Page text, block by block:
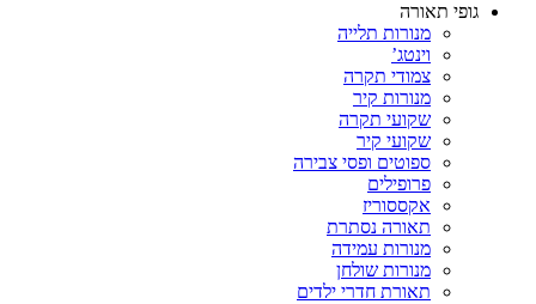
גופי תאורה
מנורות תלייה
וינטג’
צמודי תקרה
מנורות קיר
שקועי תקרה
שקועי קיר
ספוטים ופסי צבירה
פרופילים
אקססוריז
תאורה נסתרת
מנורות עמידה
מנורות שולחן
תאורת חדרי ילדים